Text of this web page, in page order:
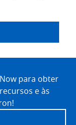
para obter
e às